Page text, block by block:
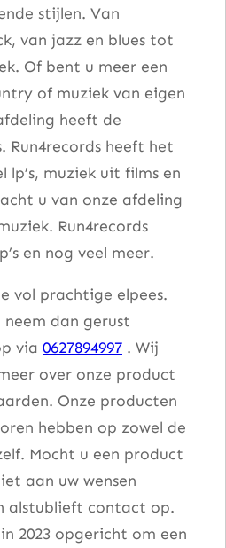
stijlen. Van
van jazz en blues tot
Of bent u meer een
of muziek van eigen
heeft de
Run4records heeft het
lp’s, muziek uit films en
u van onze afdeling
Run4records
en nog veel meer.
vol prachtige elpees.
dan gerust
via 0627894997 . Wij
over onze product
Onze producten
hebben op zowel de
Mocht u een product
aan uw wensen
alstublieft contact op.
2023 opgericht om een